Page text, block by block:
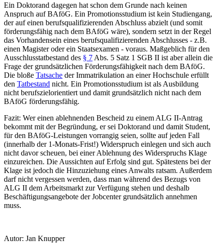
Ein Doktorand dagegen hat schon dem Grunde nach keinen
Anspruch auf BAföG. Ein Promotionsstudium ist kein Studiengang,
der auf einen berufsqualifizierenden Abschluss abzielt (und somit
förderungsfähig nach dem BAföG wäre), sondern setzt in der Regel
das Vorhandensein eines berufsqualifizierenden Abschlusses - z.B.
einen Magister oder ein Staatsexamen - voraus. Maßgeblich für den
Ausschlusstatbestand des § 7 Abs. 5 Satz 1 SGB II ist aber allein die
Frage der grundsätzlichen Förderungsfähigkeit nach dem BAföG.
Die bloße Tatsache der Immatrikulation an einer Hochschule erfüllt
den Tatbestand nicht. Ein Promotionsstudium ist als Ausbildung
nicht berufszielorientiert und damit grundsätzlich nicht nach dem
BAföG förderungsfähig.
Fazit: Wer einen ablehnenden Bescheid zu einem ALG II-Antrag
bekommt mit der Begründung, er sei Doktorand und damit Student,
für den BAföG-Leistungen vorrangig seien, sollte auf jeden Fall
(innerhalb der 1-Monats-Frist!) Widerspruch einlegen und sich auch
nicht davor scheuen, bei einer Ablehnung des Widerspruchs Klage
einzureichen. Die Aussichten auf Erfolg sind gut. Spätestens bei der
Klage ist jedoch die Hinzuziehung eines Anwalts ratsam. Außerdem
darf nicht vergessen werden, dass man während des Bezugs von
ALG II dem Arbeitsmarkt zur Verfügung stehen und deshalb
Beschäftigungsangebote der Jobcenter grundsätzlich annehmen
muss.
Autor: Jan Knupper